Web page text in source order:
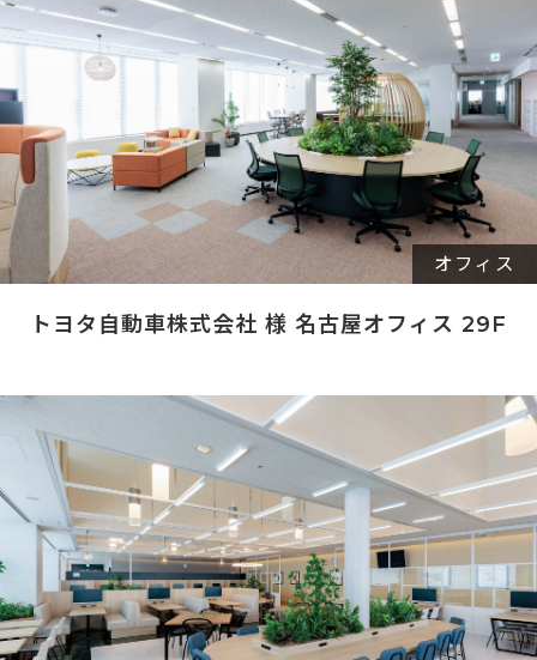
オフィス
トヨタ自動車株式会社 様 名古屋オフィス 29F